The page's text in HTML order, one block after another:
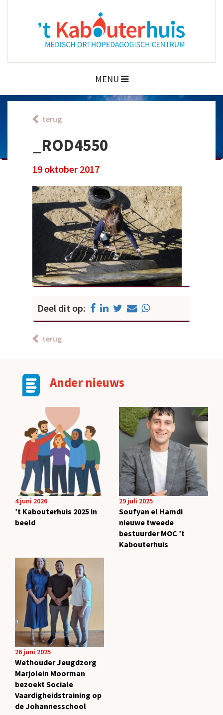
MENU
terug
_ROD4550
19 oktober 2017
Deel dit op:
terug
Ander nieuws
4 juni 2026
’t Kabouterhuis 2025 in
beeld
29 juli 2025
Soufyan el Hamdi
nieuwe tweede
bestuurder MOC ’t
Kabouterhuis
26 juni 2025
Wethouder Jeugdzorg
Marjolein Moorman
bezoekt Sociale
Vaardigheidstraining op
de Johannesschool